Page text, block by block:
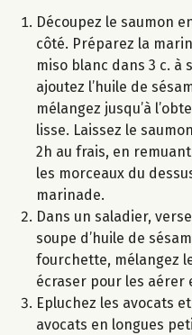
Découpez le saumon
côté. Préparez la
miso blanc dans 3 c. à
ajoutez l’huile de
mélangez jusqu’à
lisse. Laissez le
2h au frais, en
les morceaux du
marinade.
Dans un saladier,
soupe d’huile de
fourchette, mélangez
écraser pour les aérer
Epluchez les avocats
avocats en longues